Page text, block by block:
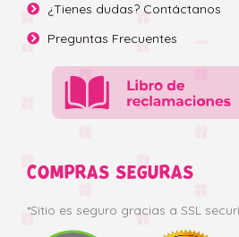
¿Tienes dudas? Contáctanos
Preguntas Frecuentes
COMPRAS SEGURAS
*Sitio es seguro gracias a SSL